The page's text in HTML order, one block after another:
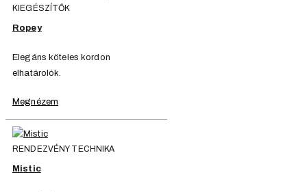
KIEGÉSZÍTŐK
Ropey
Elegáns köteles kordon
elhatárolók.
Megnézem
RENDEZVÉNY TECHNIKA
Mistic